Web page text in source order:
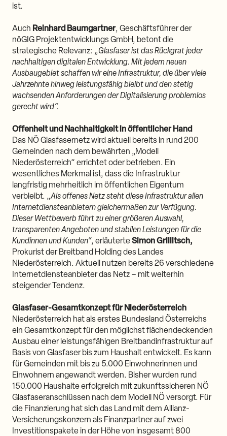
ist.
Auch Reinhard Baumgartner, Geschäftsführer der
nöGIG Projektentwicklungs GmbH, betont die
strategische Relevanz: „Glasfaser ist das Rückgrat jeder
nachhaltigen digitalen Entwicklung. Mit jedem neuen
Ausbaugebiet schaffen wir eine Infrastruktur, die über viele
Jahrzehnte hinweg leistungsfähig bleibt und den stetig
wachsenden Anforderungen der Digitalisierung problemlos
gerecht wird“.
Offenheit und Nachhaltigkeit in öffentlicher Hand
Das NÖ Glasfasernetz wird aktuell bereits in rund 200
Gemeinden nach dem bewährten „Modell
Niederösterreich“ errichtet oder betrieben. Ein
wesentliches Merkmal ist, dass die Infrastruktur
langfristig mehrheitlich im öffentlichen Eigentum
verbleibt. „Als offenes Netz steht diese Infrastruktur allen
Internetdiensteanbietern gleichermaßen zur Verfügung.
Dieser Wettbewerb führt zu einer größeren Auswahl,
transparenten Angeboten und stabilen Leistungen für die
Kundinnen und Kunden“, erläuterteSimon Grillitsch,
Prokurist der Breitband Holding des Landes
Niederösterreich. Aktuell nutzen bereits 26 verschiedene
Internetdiensteanbieter das Netz – mit weiterhin
steigender Tendenz.
Glasfaser-Gesamtkonzept für Niederösterreich
Niederösterreich hat als erstes Bundesland Österreichs
ein Gesamtkonzept für den möglichst flächendeckenden
Ausbau einer leistungsfähigen Breitbandinfrastruktur auf
Basis von Glasfaser bis zum Haushalt entwickelt. Es kann
für Gemeinden mit bis zu 5.000 Einwohnerinnen und
Einwohnern angewandt werden. Bisher wurden rund
150.000 Haushalte erfolgreich mit zukunftssicheren NÖ
Glasfaseranschlüssen nach dem Modell NÖ versorgt. Für
die Finanzierung hat sich das Land mit dem Allianz-
Versicherungskonzern als Finanzpartner auf zwei
Investitionspakete in der Höhe von insgesamt 800